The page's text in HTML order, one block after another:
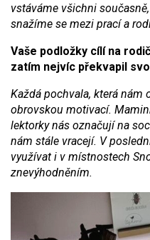
vstáváme všichni
snažíme se mezi prací a
Vaše podložky cílí na
zatím nejvíc překvapil
Každá pochvala, která nám
obrovskou motivací.
lektorky nás označují na
nám stále vracejí. V
využívat i v místnostech
znevýhodněním.